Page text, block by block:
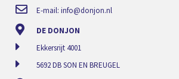
E-mail: info@donjon.nl
DE DONJON
Ekkersrijt 4001
5692 DB SON EN BREUGEL